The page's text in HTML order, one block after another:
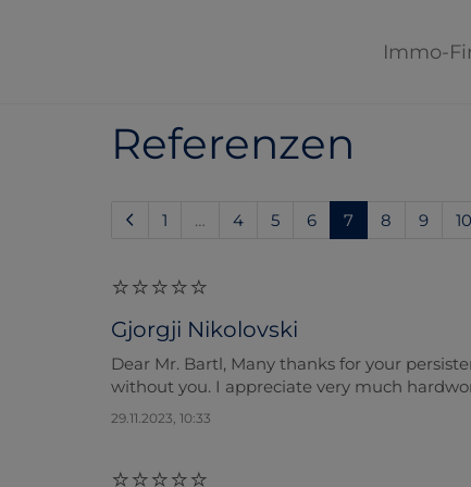
Immo-
Referenzen
1 … 4 5 6 7 (current)
8 9 10
Gjorgji Nikolovski
Dear Mr. Bartl, Many thanks for your
without you. I appreciate very much
29.11.2023, 10:33